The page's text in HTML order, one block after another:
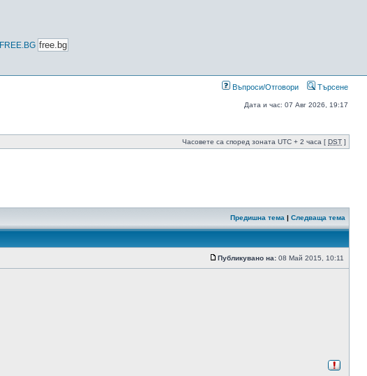
FREE.BG
Въпроси/Отговори Търсене
Дата и час: 07 Авг 2026, 19:17
Часовете са според зоната UTC + 2 часа [ DST ]
Предишна тема | Следваща тема
Публикувано на: 08 Май 2015, 10:11